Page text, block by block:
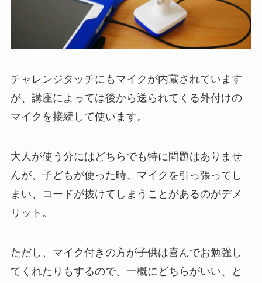
チャレンジタッチにもマイクが内蔵されています
が、講座によっては後から送られてくる外付けの
マイクを接続して使います。
大人が使う分にはどちらでも特に問題はありませ
んが、子どもが使った時、マイクを引っ張ってし
まい、コードが抜けてしまうことがあるのがデメ
リット。
ただし、マイク付きの方が子供は喜んでお勉強し
てくれたりもするので、一概にどちらがいい、と